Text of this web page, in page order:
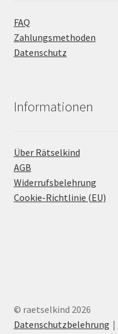
FAQ
Zahlungsmethoden
Datenschutz
Informationen
Über Rätselkind
AGB
Widerrufsbelehrung
Cookie-Richtlinie (EU)
© raetselkind 2026
Datenschutzbelehrung